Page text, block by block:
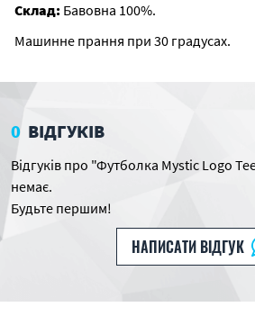
Склад: Бавовна 100%.
Машинне прання при 30 градусах.
0 ВІДГУКІВ
Відгуків про "Футболка Mystic Logo
немає.
Будьте першим!
НАПИСАТИ ВІДГУК